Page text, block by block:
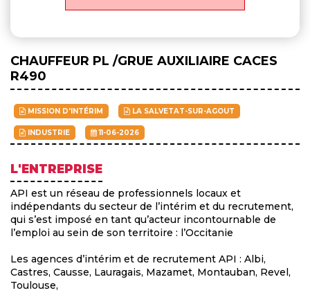
CHAUFFEUR PL /GRUE AUXILIAIRE CACES
R490
MISSION D'INTÉRIM LA SALVETAT-SUR-AGOUT
INDUSTRIE 11-06-2026
L'ENTREPRISE
API est un réseau de professionnels locaux et
indépendants du secteur de l’intérim et du recrutement,
qui s’est imposé en tant qu’acteur incontournable de
l’emploi au sein de son territoire : l’Occitanie
Les agences d’intérim et de recrutement API : Albi,
Castres, Causse, Lauragais, Mazamet, Montauban, Revel,
Toulouse,